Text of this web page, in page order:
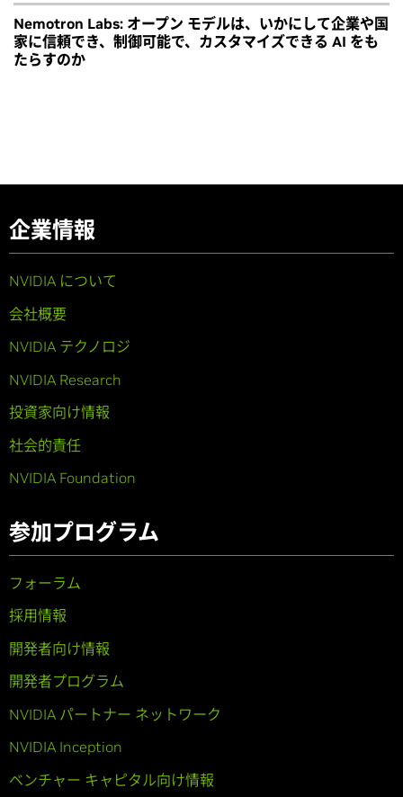
Nemotron Labs: オープン モデルは、いかにして企業や国
家に信頼でき、制御可能で、カスタマイズできる AI をも
たらすのか
企業情報
NVIDIA について
会社概要
NVIDIA テクノロジ
NVIDIA Research
投資家向け情報
社会的責任
NVIDIA Foundation
参加プログラム
フォーラム
採用情報
開発者向け情報
開発者プログラム
NVIDIA パートナー ネットワーク
NVIDIA Inception
ベンチャー キャピタル向け情報